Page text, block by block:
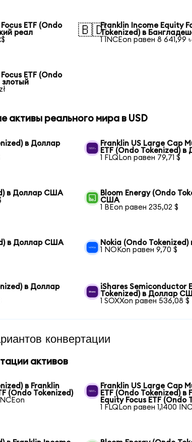
ETF (Ondo
реал
🇧🇩Franklin Income Equity
Tokenized) в
1 INCEon равен 8 641,99 ৳
ETF (Ondo
злотый
активы реального мира в USD
в Доллар
Franklin US Large Cap
ETF (Ondo Tokenized)
1 FLQLon равен 79,71 $
в Доллар США
Bloom Energy (Ondo
США
1 BEon равен 235,02 $
в Доллар США
Nokia (Ondo
1 NOKon равен 9,70 $
в Доллар
iShares Semiconductor
Tokenized) в Доллар
1 SOXXon равен 536,08 $
конвертации
активов
в Franklin
(Ondo Tokenized)
Franklin US Large Cap
ETF (Ondo Tokenized) в
Equity Focus ETF (Ondo
1 FLQLon равен 1,1400